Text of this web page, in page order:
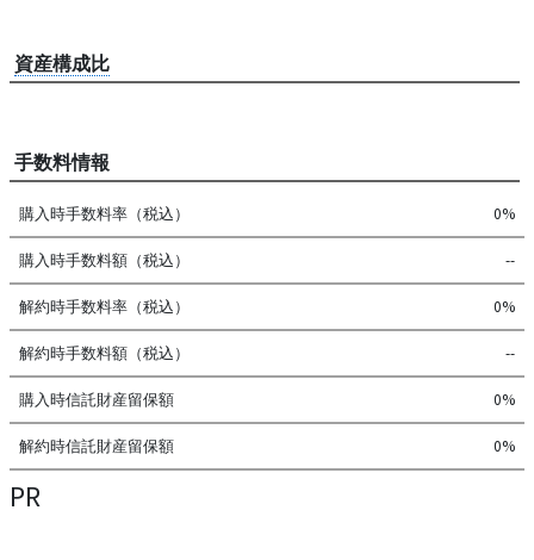
資産構成比
手数料情報
購入時手数料率（税込） 0%
購入時手数料額（税込） --
解約時手数料率（税込） 0%
解約時手数料額（税込） --
購入時信託財産留保額 0%
解約時信託財産留保額 0%
PR